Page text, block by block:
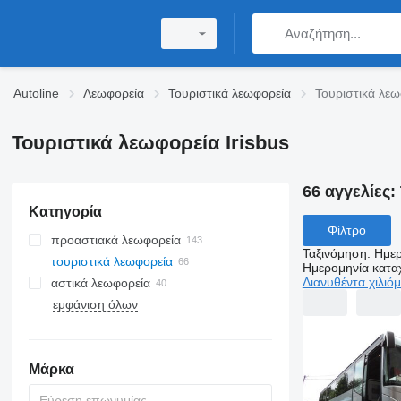
Autoline Λεωφορεία Τουριστικά λεωφορεία Τουριστικά
Τουριστικά λεωφορεία Irisbus
Κατηγορία
προαστιακά λεωφορεία
τουριστικά λεωφορεία
αστικά λεωφορεία
εμφάνιση όλων
Μάρκα
66 αγγελίες:
Φίλτρο
Ταξινόμηση:
Ημερομηνία
Διανυθέντα